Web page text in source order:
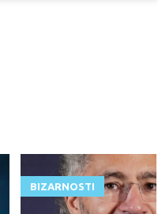
BIZARNOSTI